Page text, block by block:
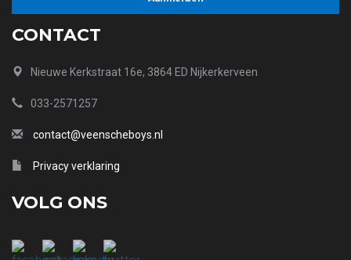
CONTACT
Nieuwe Kerkstraat 16e, 3864 ED Nijkerkerveen
033-2571257
contact@veenscheboys.nl
Privacy verklaring
VOLG ONS